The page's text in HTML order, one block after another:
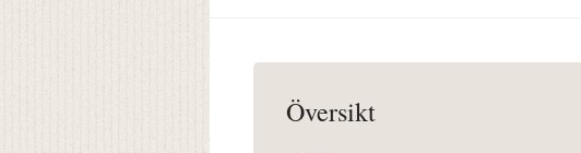
Översikt